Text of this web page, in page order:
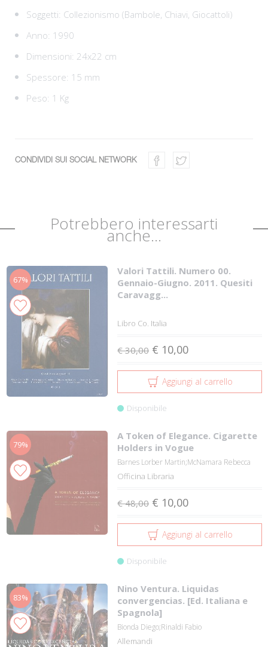
Soggetti: Collezionismo (Bambole, Chiavi, Giocattoli)
Anno: 1990
Dimensioni: 24x22 cm
Spessore: 15 mm
Peso: 1 Kg
CONDIVIDI SUI SOCIAL NETWORK
Potrebbero interessarti
anche...
67%
Valori Tattili. Numero 00.
Gennaio-Giugno. 2011. Quesiti
Caravagg...
Libro Co. Italia
€ 30,00 € 10,00
Aggiungi al carrello
Disponibile
79%
A Token of Elegance. Cigarette
Holders in Vogue
Barnes Lorber Martin;McNamara Rebecca
Officina Libraria
€ 48,00 € 10,00
Aggiungi al carrello
Disponibile
83%
Nino Ventura. Liquidas
convergencias. [Ed. Italiana e
Spagnola]
Bionda Diego;Rinaldi Fabio
Allemandi